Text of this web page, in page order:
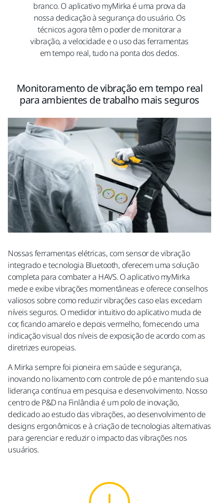
branco. O aplicativo myMirka é uma prova da
nossa dedicação à segurança do usuário. Os
técnicos agora têm o poder de monitorar a
vibração, a velocidade e o uso das ferramentas
em tempo real, tudo na ponta dos dedos.
Monitoramento de vibração em tempo real
para ambientes de trabalho mais seguros
Nossas ferramentas elétricas, com sensor de vibração
integrado e tecnologia Bluetooth, oferecem uma solução
completa para combater a HAVS. O aplicativo myMirka
mede e exibe vibrações momentâneas e oferece conselhos
valiosos sobre como reduzir vibrações caso elas excedam
níveis seguros. O medidor intuitivo do aplicativo muda de
cor, ficando amarelo e depois vermelho, fornecendo uma
indicação visual dos níveis de exposição de acordo com as
diretrizes europeias.
A Mirka sempre foi pioneira em saúde e segurança,
inovando no lixamento com controle de pó e mantendo sua
liderança contínua em pesquisa e desenvolvimento. Nosso
centro de P&D na Finlândia é um polo de inovação,
dedicado ao estudo das vibrações, ao desenvolvimento de
designs ergonômicos e à criação de tecnologias alternativas
para gerenciar e reduzir o impacto das vibrações nos
usuários.